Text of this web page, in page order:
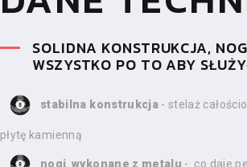
SOLIDNA KONSTRUKCJA,
WSZYSTKO PO TO ABY
stabilna konstrukcja - stelaż
płytę kamienną
nogi wykonane z metalu - co daje